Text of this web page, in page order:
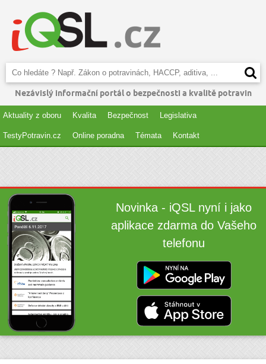
Nezávislý informační portál o bezpečnosti a kvalitě potravin
Aktuality z oboru Kvalita Bezpečnost Legislativa
TestyPotravin.cz Online poradna Témata Kontakt
Novinka - iQSL nyní i jako
aplikace zdarma do Vašeho
telefonu